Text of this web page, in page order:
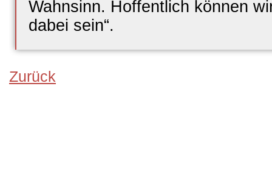
Wahnsinn. Hoffentlich können
dabei sein“.
Zurück